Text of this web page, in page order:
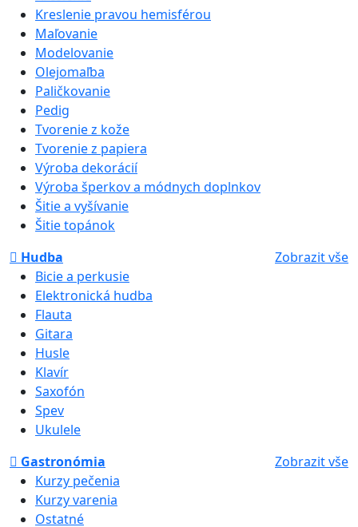
Kreslenie pravou hemisférou
Maľovanie
Modelovanie
Olejomaľba
Paličkovanie
Pedig
Tvorenie z kože
Tvorenie z papiera
Výroba dekorácií
Výroba šperkov a módnych doplnkov
Šitie a vyšívanie
Šitie topánok
Hudba
Zobrazit vše
Bicie a perkusie
Elektronická hudba
Flauta
Gitara
Husle
Klavír
Saxofón
Spev
Ukulele
Gastronómia
Zobrazit vše
Kurzy pečenia
Kurzy varenia
Ostatné